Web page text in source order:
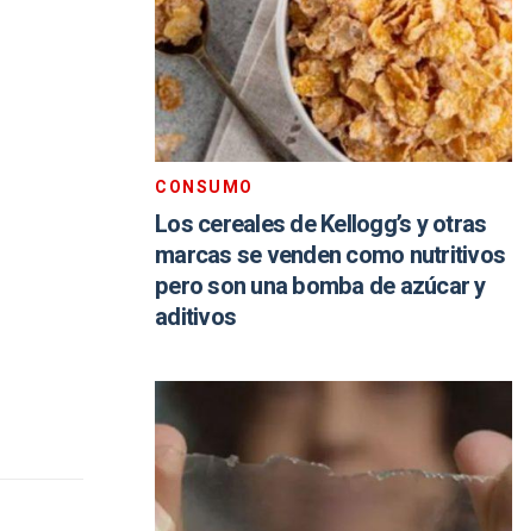
CONSUMO
Los cereales de Kellogg’s y otras
marcas se venden como nutritivos
pero son una bomba de azúcar y
aditivos